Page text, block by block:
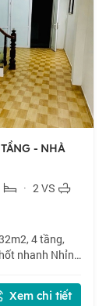
- NHÀ
· 2 VS
4 tầng,
nhanh Nhỉnh
Xem chi tiết